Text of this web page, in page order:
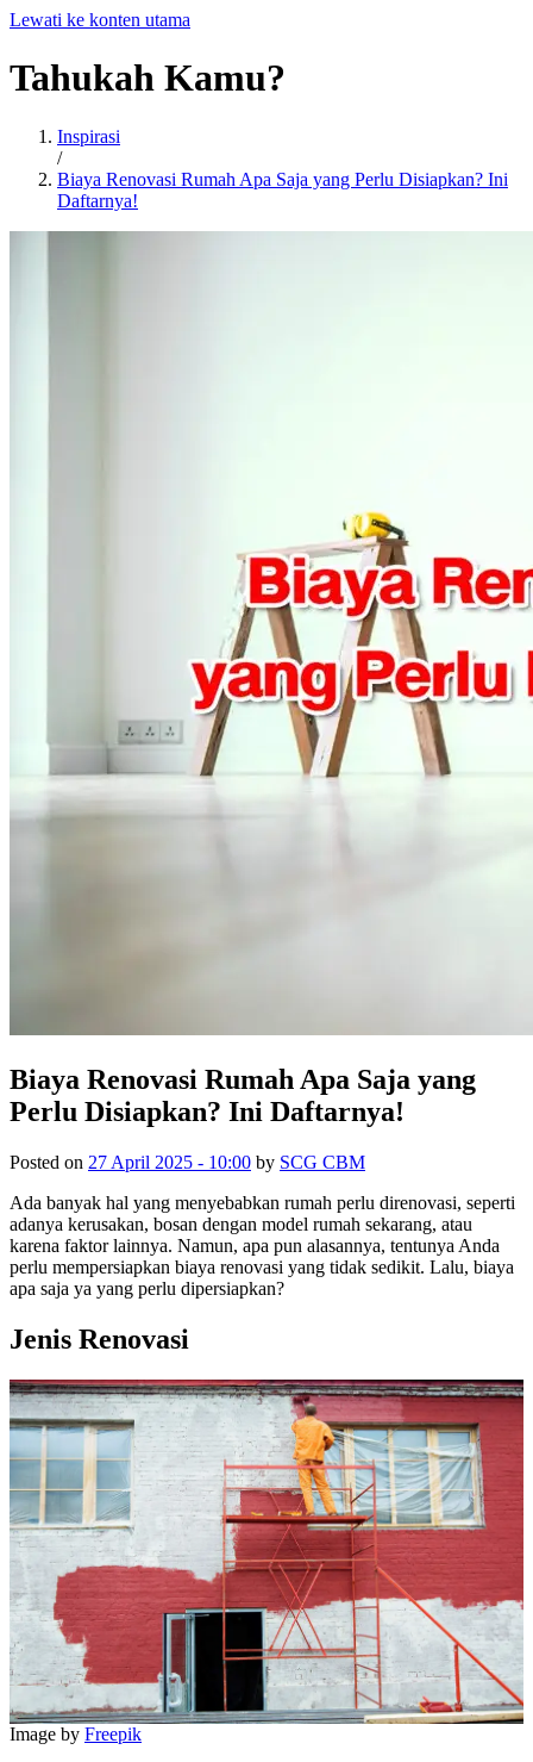
Lewati ke konten utama
Tahukah Kamu?
Inspirasi
/
Biaya Renovasi Rumah Apa Saja yang Perlu Disiapkan? Ini
Daftarnya!
Biaya Renovasi Rumah Apa Saja yang
Perlu Disiapkan? Ini Daftarnya!
Posted on 27 April 2025 - 10:00 by SCG CBM
Ada banyak hal yang menyebabkan rumah perlu direnovasi, seperti
adanya kerusakan, bosan dengan model rumah sekarang, atau
karena faktor lainnya. Namun, apa pun alasannya, tentunya Anda
perlu mempersiapkan biaya renovasi yang tidak sedikit. Lalu, biaya
apa saja ya yang perlu dipersiapkan?
Jenis Renovasi
Image by Freepik